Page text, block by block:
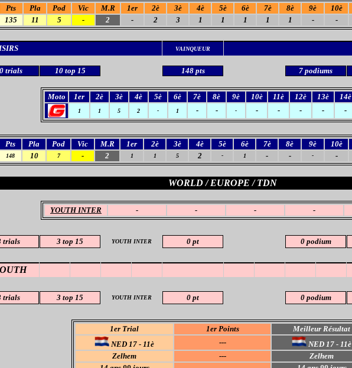
Pts Pla Pod Vic M.R 1er 2è 3è 4è 5è 6è 7è 8è 9è 10è
135 11 5 - 2 - 2 3 1 1 1 1 1 - -
VAINQUEUR
trials 10 top 15 148 pts 7 podiums
Moto 1er 2è 3è 4è 5è 6è 7è 8è 9è 10è 11è 12è 13è 14è
1 1 5 2 - 1 - - - - - - - -
Pts Pla Pod Vic M.R 1er 2è 3è 4è 5è 6è 7è 8è 9è 10è
148 10 7 - 2 1 1 5 2 - 1 - - - -
WORLD / EUROPE / TDN
YOUTH INTER - - - -
trials 3 top 15 YOUTH INTER 0 pt 0 podium
trials 3 top 15 YOUTH INTER 0 pt 0 podium
1er Trial 1er Points
Meilleur Résultat
NED 17 - 11è
---
NED 17 - 11è
Zelhem
---
Zelhem